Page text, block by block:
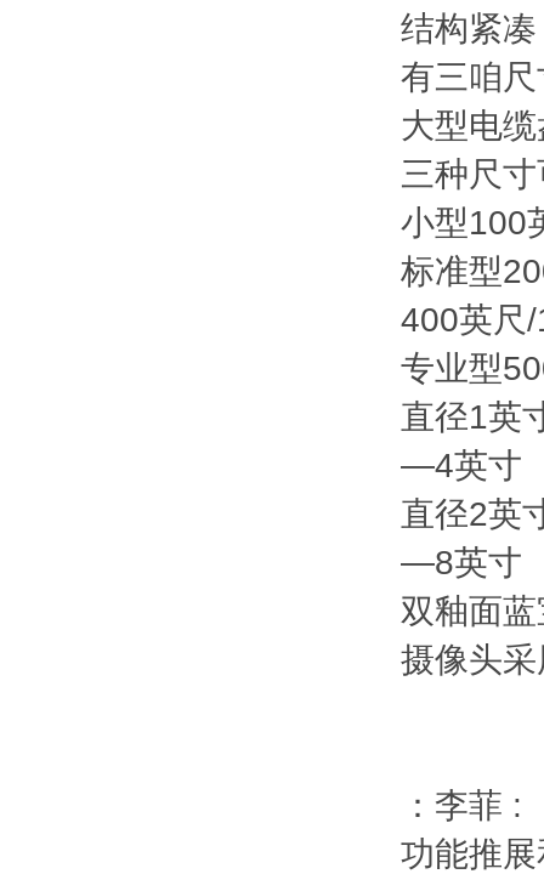
结构紧
有三咱
大型电
三种尺
小型100
标准型
400英尺
专业型
直径1英
—4英寸
直径2英
—8英寸
双釉面
摄像头
：李菲 :
功能推